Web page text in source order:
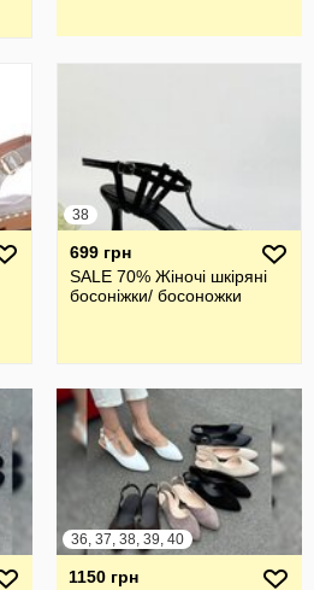
38
699 грн
SALE 70% Жіночі шкіряні
босоніжки/ босоножки
36, 37, 38, 39, 40
1150 грн